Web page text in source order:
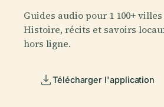
Guides audio pour 1 100+
Histoire, récits et savoirs
hors ligne.
Télécharger l'application